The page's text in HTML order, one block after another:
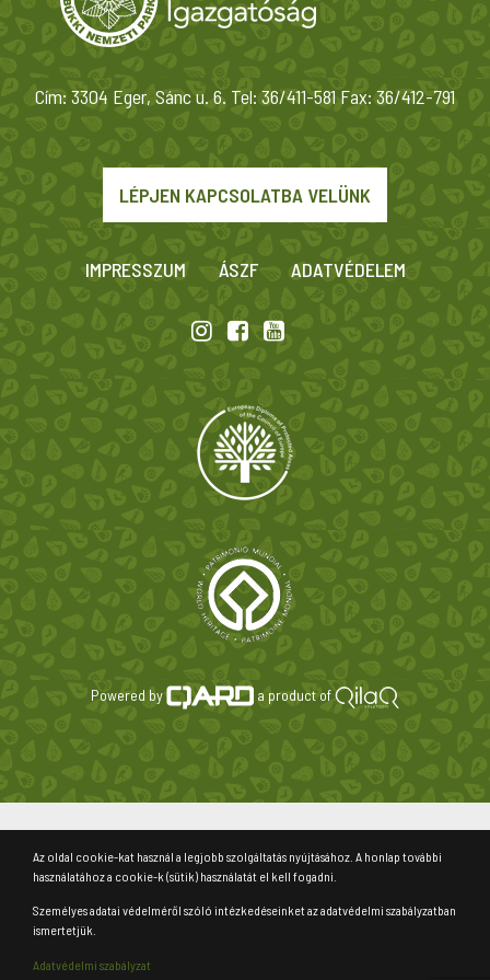
Cím: 3304 Eger, Sánc u. 6. Tel: 36/411-581 Fax: 36/412-791
LÉPJEN KAPCSOLATBA VELÜNK
IMPRESSZUM ÁSZF ADATVÉDELEM
Powered by a product of
Az oldal cookie-kat használ a legjobb szolgáltatás nyújtásához. A honlap további
használatához a cookie-k (sütik) használatát el kell fogadni.
Személyes adatai védelméről szóló intézkedéseinket az adatvédelmi szabályzatban
ismertetjük.
Adatvédelmi szabályzat